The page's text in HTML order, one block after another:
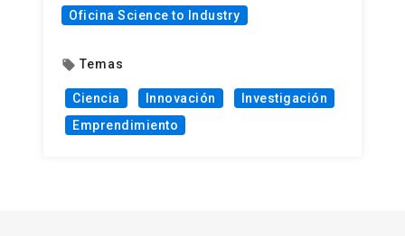
Oficina Science to Industry
local_offer Temas
Ciencia Innovación
Investigación
Emprendimiento